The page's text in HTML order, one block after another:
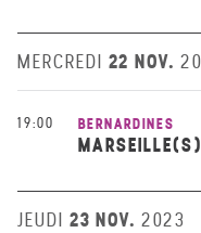
MERCREDI 22 NOV.
19:00 BERNARDINES
JEUDI 23 NOV. 2023